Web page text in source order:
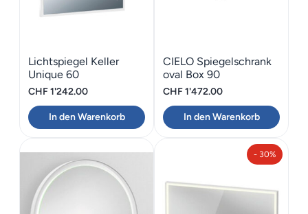
Lichtspiegel Keller
Unique 60
CHF1'242.00
In den Warenkorb
CIELO Spiegelschrank
oval Box 90
CHF1'472.00
In den Warenkorb
- 30%